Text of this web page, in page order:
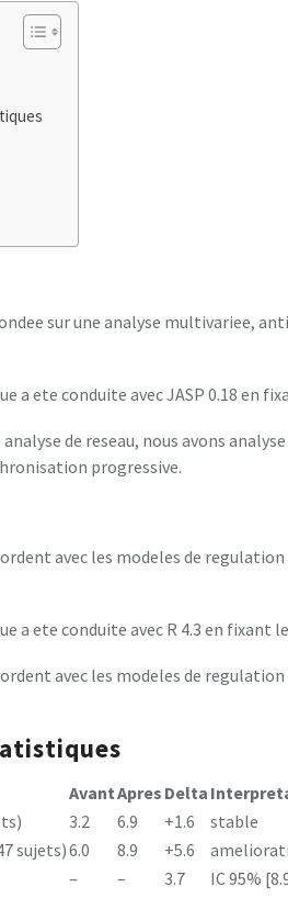
sur une analyse multivariee,
a ete conduite avec JASP 0.18 en
de reseau, nous avons
progressive.
avec les modeles de
a ete conduite avec R 4.3 en fixant
avec les modeles de
AvantApres Delta
3.2 6.9 +1.6
stable
sujets)6.0 8.9 +5.6
– – 3.7 IC 95%